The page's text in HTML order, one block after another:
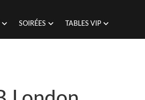
SOIRÉES TABLES VIP